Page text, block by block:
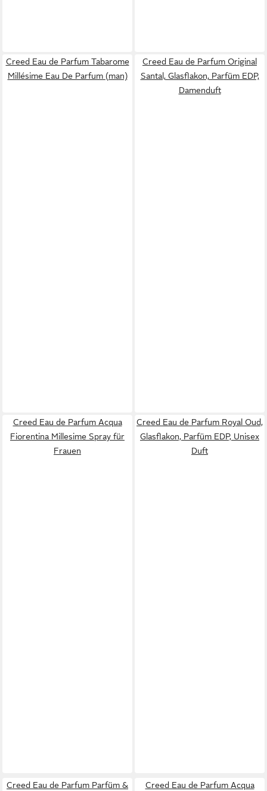
Creed Eau de Parfum Tabarome
Millésime Eau De Parfum (man)
Creed Eau de Parfum Original
Santal, Glasflakon, Parfüm EDP,
Damenduft
Creed Eau de Parfum Acqua
Fiorentina Millesime Spray für
Frauen
Creed Eau de Parfum Royal Oud,
Glasflakon, Parfüm EDP, Unisex
Duft
Creed Eau de Parfum Parfüm &
Creed Eau de Parfum Acqua